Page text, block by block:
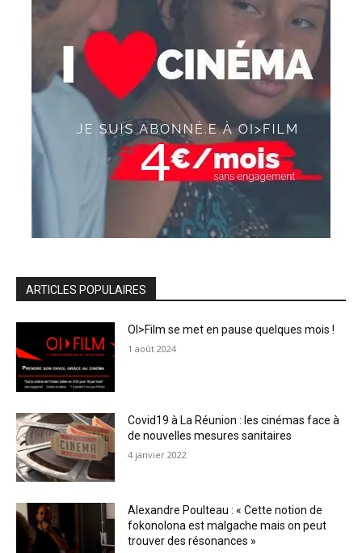
ARTICLES POPULAIRES
OI>Film se met en pause quelques mois !
1 août 2024
Covid19 à La Réunion : les cinémas face à
de nouvelles mesures sanitaires
4 janvier 2022
Alexandre Poulteau : « Cette notion de
fokonolona est malgache mais on peut
trouver des résonances »